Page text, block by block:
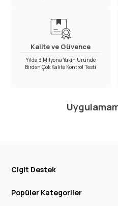
Kalite ve Güvence
Yılda 3 Milyona Yakın Üründe
Birden Çok Kalite Kontrol Testi
Cigit Destek
Popüler Kategoriler